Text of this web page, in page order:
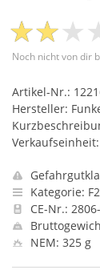
Noch nicht von dir
Artikel-Nr.:
Hersteller:
Kategorie: F2
CE-Nr.:
NEM: 325 g